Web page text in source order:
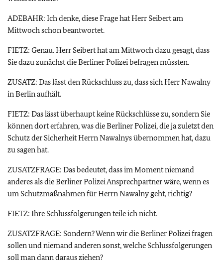
ADEBAHR: Ich denke, diese Frage hat Herr Seibert am
Mittwoch schon beantwortet.
FIETZ: Genau. Herr Seibert hat am Mittwoch dazu gesagt, dass
Sie dazu zunächst die Berliner Polizei befragen müssten.
ZUSATZ: Das lässt den Rückschluss zu, dass sich Herr Nawalny
in Berlin aufhält.
FIETZ: Das lässt überhaupt keine Rückschlüsse zu, sondern Sie
können dort erfahren, was die Berliner Polizei, die ja zuletzt den
Schutz der Sicherheit Herrn Nawalnys übernommen hat, dazu
zu sagen hat.
ZUSATZFRAGE: Das bedeutet, dass im Moment niemand
anderes als die Berliner Polizei Ansprechpartner wäre, wenn es
um Schutzmaßnahmen für Herrn Nawalny geht, richtig?
FIETZ: Ihre Schlussfolgerungen teile ich nicht.
ZUSATZFRAGE: Sondern? Wenn wir die Berliner Polizei fragen
sollen und niemand anderen sonst, welche Schlussfolgerungen
soll man dann daraus ziehen?